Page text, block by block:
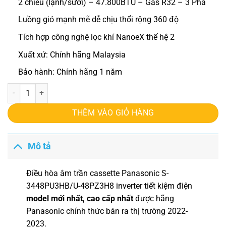
2 chiều (lạnh/sưởi) – 47.800BTU – Gas R32 – 3 Pha
Luồng gió mạnh mẽ dễ chịu thổi rộng 360 độ
Tích hợp công nghệ lọc khí NanoeX thế hệ 2
Xuất xứ: Chính hãng Malaysia
Bảo hành: Chính hãng 1 năm
Điều hòa âm trần cassette Panasonic S/U-48PU3HB8 số lượng
THÊM VÀO GIỎ HÀNG
Mô tả
Điều hòa âm trần cassette Panasonic S-
3448PU3HB/U-48PZ3H8inverter tiết kiệm điện
model mới nhất, cao cấp nhấtđược hãng
Panasonic chính thức bán ra thị trường 2022-
2023.